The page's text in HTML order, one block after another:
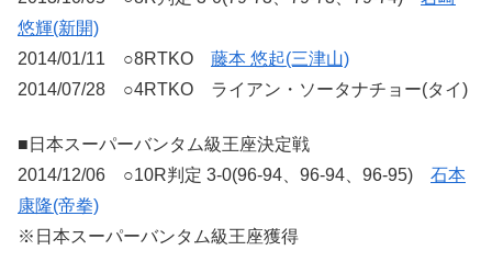
悠輝(新開)
2014/01/11 ○8RTKO 藤本 悠起(三津山)
2014/07/28 ○4RTKO ライアン・ソータナチョー(タイ)
■日本スーパーバンタム級王座決定戦
2014/12/06 ○10R判定 3-0(96-94、96-94、96-95) 石本
康隆(帝拳)
※日本スーパーバンタム級王座獲得